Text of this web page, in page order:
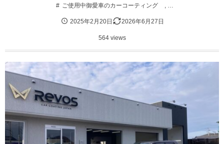
ご使用中御愛車のカーコーティング
2025年2月20日 2026年6月27日
564 views